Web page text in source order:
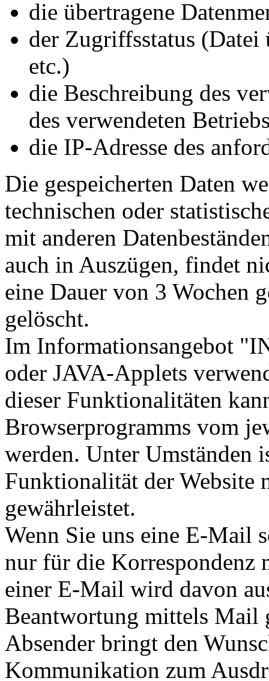
die übertragene
der Zugriffsstatus (Datei
etc.)
die Beschreibung des
des verwendeten
die IP-Adresse des
Die gespeicherten Daten
technischen oder
mit anderen
auch in Auszügen, findet
eine Dauer von 3 Wochen
gelöscht.
Im Informationsangebot
oder JAVA-Applets
dieser Funktionalitäten
Browserprogramms vom
werden. Unter Umständen
Funktionalität der Website
gewährleistet.
Wenn Sie uns eine E-Mail
nur für die Korrespondenz
einer E-Mail wird davon
Beantwortung mittels Mail
Absender bringt den
Kommunikation zum